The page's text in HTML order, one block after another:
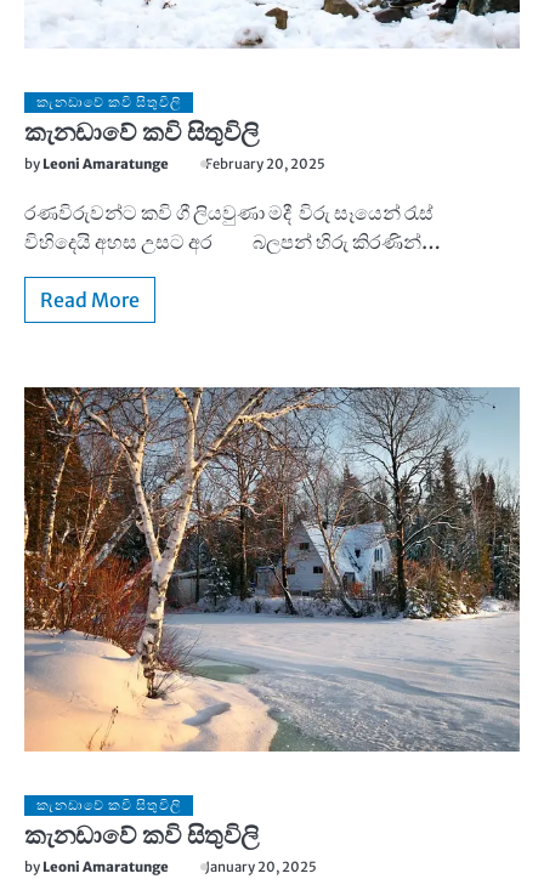
කැනඩාවේ කවි සිතුවිලි
කැනඩාවේ කවි සිතුවිලි
by Leoni Amaratunge February 20, 2025
රණවිරුවන්ට කවි ගී ලියවුණා මදී විරු සෑයෙන් රැස්
විහිදෙයි අහස උසට අර බලපන් හිරු කිරණින්…
Read More
කැනඩාවේ කවි සිතුවිලි
කැනඩාවේ කවි සිතුවිලි
by Leoni Amaratunge January 20, 2025